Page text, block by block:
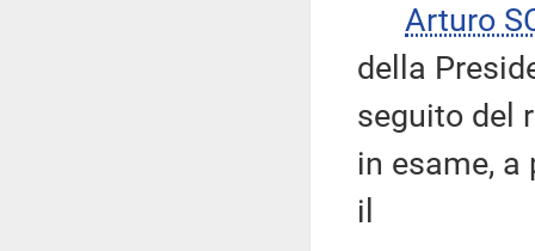
Arturo
della
seguito del
in esame,
il